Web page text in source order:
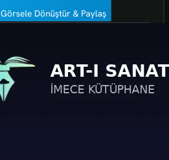
Görsele Dönüştür & Paylaş